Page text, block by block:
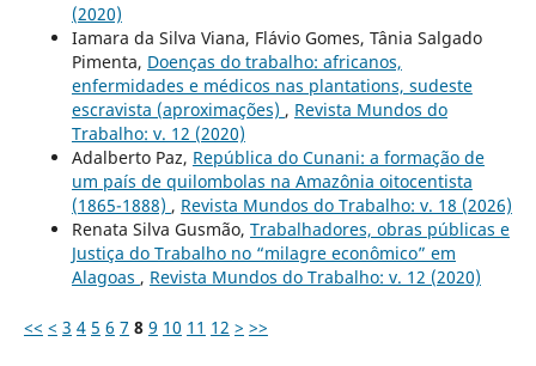
(2020)
Iamara da Silva Viana, Flávio Gomes, Tânia Salgado
Pimenta, Doenças do trabalho: africanos,
enfermidades e médicos nas plantations, sudeste
escravista (aproximações) , Revista Mundos do
Trabalho: v. 12 (2020)
Adalberto Paz, República do Cunani: a formação de
um país de quilombolas na Amazônia oitocentista
(1865-1888) , Revista Mundos do Trabalho: v. 18 (2026)
Renata Silva Gusmão, Trabalhadores, obras públicas e
Justiça do Trabalho no “milagre econômico” em
Alagoas , Revista Mundos do Trabalho: v. 12 (2020)
<< < 3 4 5 6 7 8 9 10 11 12 > >>